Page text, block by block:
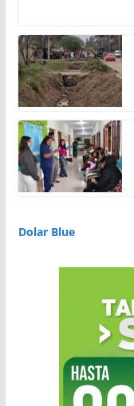
Dolar Blue